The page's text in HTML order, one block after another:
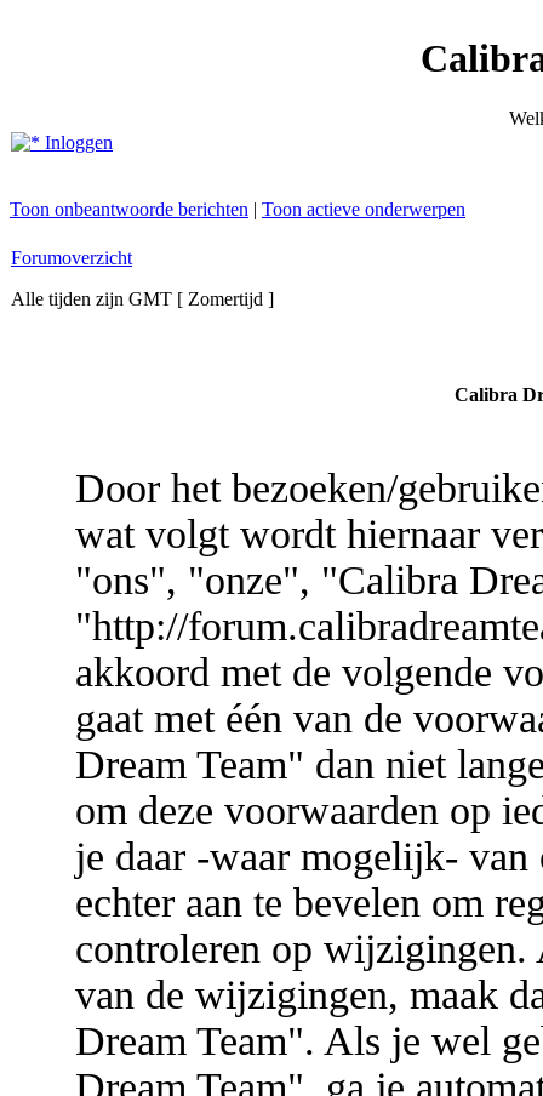
Inloggen
Toon onbeantwoorde berichten | Toon actieve onderwerpen
Forumoverzicht
Alle tijden zijn GMT [ Zomertijd ]
Calibra
Door het bezoeken/
wat volgt wordt hiernaar
"ons", "onze", "Calibra
"http://
akkoord met de volgende
gaat met één van de
Dream Team" dan niet
om deze voorwaarden op
je daar -waar mogelijk-
echter aan te bevelen om
controleren op wijzigingen.
van de wijzigingen, maak
Dream Team". Als je wel
Dream Team", ga je